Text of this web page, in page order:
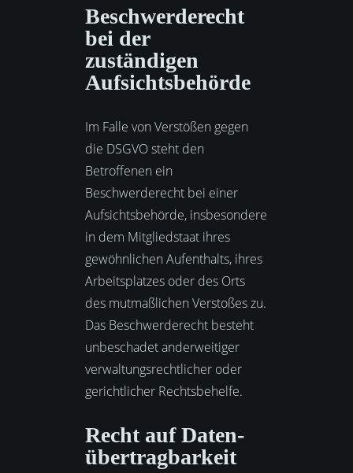
Beschwerde­recht
bei der
zuständigen
Aufsichts­behörde
Im Falle von Verstößen gegen
die DSGVO steht den
Betroffenen ein
Beschwerderecht bei einer
Aufsichtsbehörde, insbesondere
in dem Mitgliedstaat ihres
gewöhnlichen Aufenthalts, ihres
Arbeitsplatzes oder des Orts
des mutmaßlichen Verstoßes zu.
Das Beschwerderecht besteht
unbeschadet anderweitiger
verwaltungsrechtlicher oder
gerichtlicher Rechtsbehelfe.
Recht auf Daten­
übertrag­barkeit